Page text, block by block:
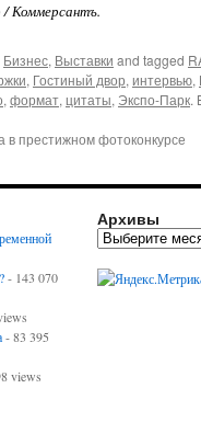
Коммерсантъ.
Бизнес, Выставки and tagged
, Гостиный двор, интервью,
, формат, цитаты, Экспо-Парк.
в престижном фотоконкурсе
- 143 070
- 83 395
views
Архивы